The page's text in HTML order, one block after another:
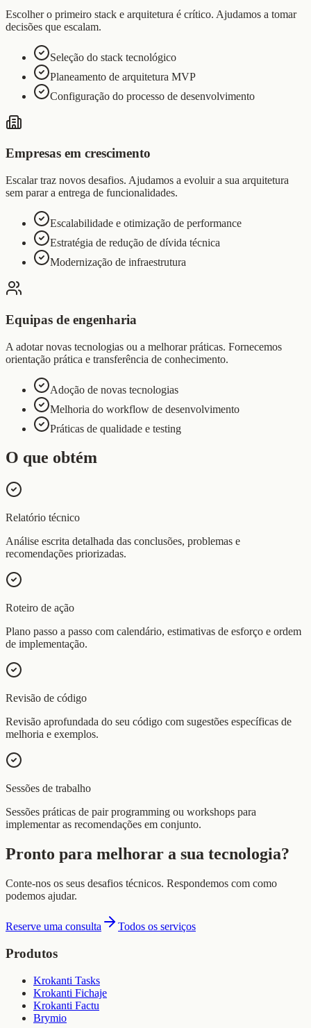
Escolher o primeiro stack e arquitetura é crítico. Ajudamos a tomar
decisões que escalam.
Seleção do stack tecnológico
Planeamento de arquitetura MVP
Configuração do processo de desenvolvimento
Empresas em crescimento
Escalar traz novos desafios. Ajudamos a evoluir a sua arquitetura
sem parar a entrega de funcionalidades.
Escalabilidade e otimização de performance
Estratégia de redução de dívida técnica
Modernização de infraestrutura
Equipas de engenharia
A adotar novas tecnologias ou a melhorar práticas. Fornecemos
orientação prática e transferência de conhecimento.
Adoção de novas tecnologias
Melhoria do workflow de desenvolvimento
Práticas de qualidade e testing
O que obtém
Relatório técnico
Análise escrita detalhada das conclusões, problemas e
recomendações priorizadas.
Roteiro de ação
Plano passo a passo com calendário, estimativas de esforço e ordem
de implementação.
Revisão de código
Revisão aprofundada do seu código com sugestões específicas de
melhoria e exemplos.
Sessões de trabalho
Sessões práticas de pair programming ou workshops para
implementar as recomendações em conjunto.
Pronto para melhorar a sua tecnologia?
Conte-nos os seus desafios técnicos. Respondemos com como
podemos ajudar.
Reserve uma consulta Todos os serviços
Produtos
Krokanti Tasks
Krokanti Fichaje
Krokanti Factu
Brymio